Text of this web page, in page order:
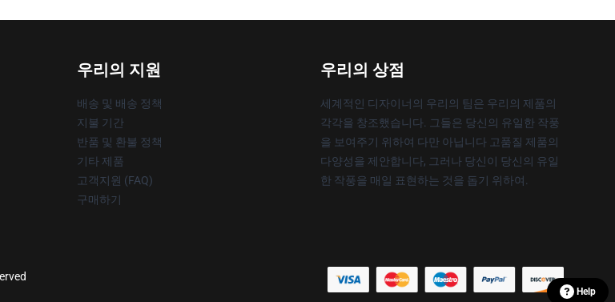
우리의 지원
배송 및 배송 정책
지불 기간
반품 및 환불 정책
기타 제품
고객지원 (FAQ)
구매하기
우리의 상점
세계적인 디자이너의 우리의 팀은 우리의 제품의
각각을 창조했습니다. 그들은 당신의 유일한 작풍
을 보여주기 위하여 다만 아닙니다 고품질 제품의
다양성을 제안합니다, 그러나 당신이 당신의 유일
한 작풍을 매일 표현하는 것을 돕기 위하여.
Help